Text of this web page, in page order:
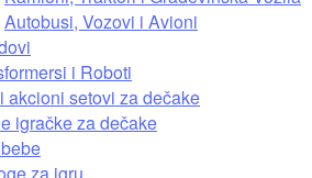
Autobusi, Vozovi i Avioni
i Roboti
akcioni setovi za dečake
igračke za dečake